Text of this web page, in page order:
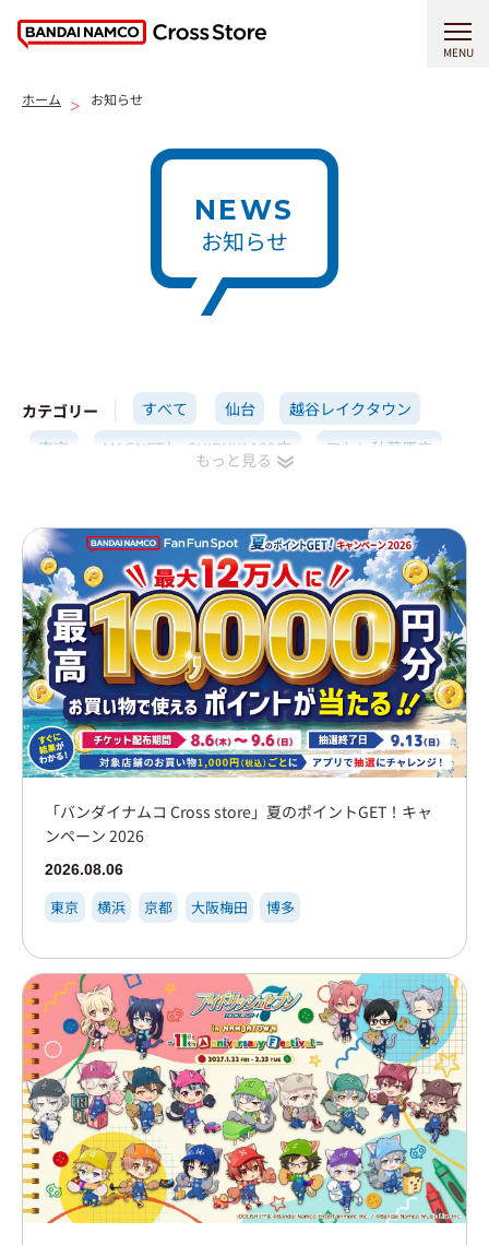
MENU
ホーム お知らせ
NEWS
お知らせ
カテゴリー すべて 仙台
越谷レイクタウン
東京
MAGNET by SHIBUYA109店
アトレ秋葉原店
大阪梅田
イオンモール大日店
心斎橋PARCO店
博多
「バンダイナムコ Cross store」夏のポイントGET！キャ
ンペーン 2026
2026.08.06
東京 横浜 京都 大阪梅田 博多